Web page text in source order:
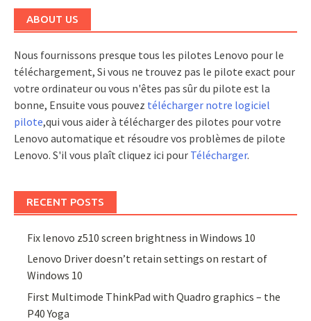
ABOUT US
Nous fournissons presque tous les pilotes Lenovo pour le
téléchargement, Si vous ne trouvez pas le pilote exact pour
votre ordinateur ou vous n'êtes pas sûr du pilote est la
bonne, Ensuite vous pouvez télécharger notre logiciel
pilote,qui vous aider à télécharger des pilotes pour votre
Lenovo automatique et résoudre vos problèmes de pilote
Lenovo. S'il vous plaît cliquez ici pour Télécharger.
RECENT POSTS
Fix lenovo z510 screen brightness in Windows 10
Lenovo Driver doesn’t retain settings on restart of
Windows 10
First Multimode ThinkPad with Quadro graphics – the
P40 Yoga